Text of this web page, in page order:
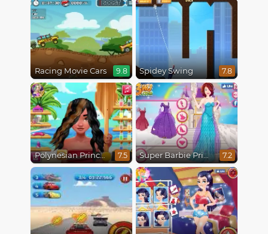
Racing Movie Cars 9.8 Spidey Swing 7.8
Polynesian Princess Real Haircuts 7.5 Super Barbie Princess and Rockstar 7.2